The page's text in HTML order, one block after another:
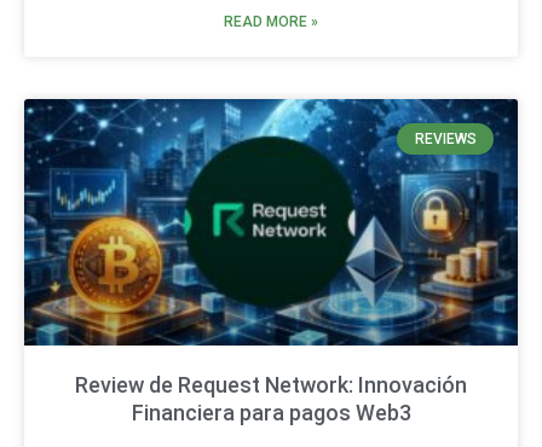
READ MORE »
REVIEWS
Review de Request Network: Innovación
Financiera para pagos Web3